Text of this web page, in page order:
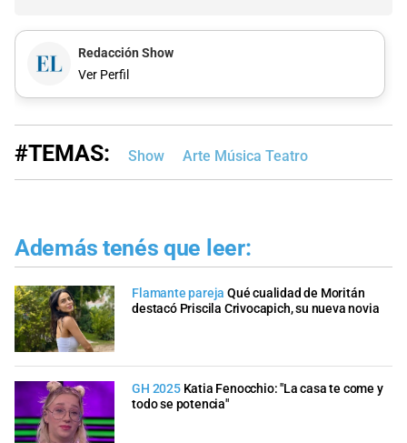
Redacción Show
Ver Perfil
#TEMAS: Show Arte Música Teatro
Además tenés que leer:
Flamante pareja Qué cualidad de Moritán
destacó Priscila Crivocapich, su nueva novia
GH 2025 Katia Fenocchio: "La casa te come y
todo se potencia"